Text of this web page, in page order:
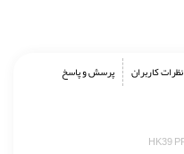
نظرات کاربران
پرسش و پاسخ